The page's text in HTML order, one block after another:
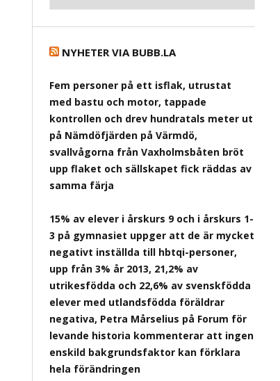
NYHETER VIA BUBB.LA
Fem personer på ett isflak, utrustat
med bastu och motor, tappade
kontrollen och drev hundratals meter ut
på Nämdöfjärden på Värmdö,
svallvågorna från Vaxholmsbåten bröt
upp flaket och sällskapet fick räddas av
samma färja
15% av elever i årskurs 9 och i årskurs 1-
3 på gymnasiet uppger att de är mycket
negativt inställda till hbtqi-personer,
upp från 3% år 2013, 21,2% av
utrikesfödda och 22,6% av svenskfödda
elever med utlandsfödda föräldrar
negativa, Petra Mårselius på Forum för
levande historia kommenterar att ingen
enskild bakgrundsfaktor kan förklara
hela förändringen